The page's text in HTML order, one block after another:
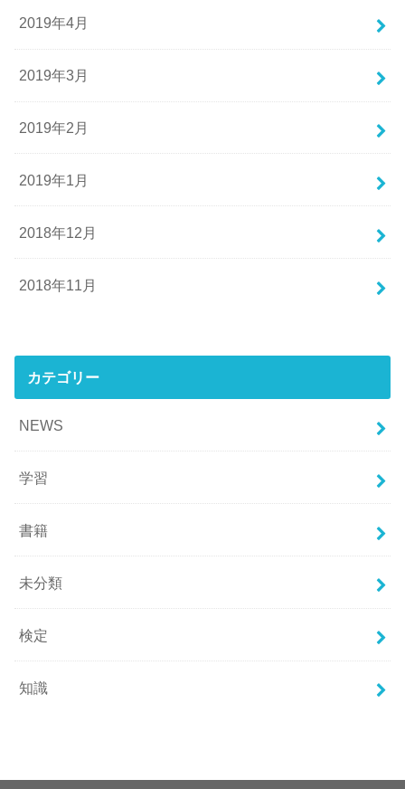
2019年4月
2019年3月
2019年2月
2019年1月
2018年12月
2018年11月
カテゴリー
NEWS
学習
書籍
未分類
検定
知識